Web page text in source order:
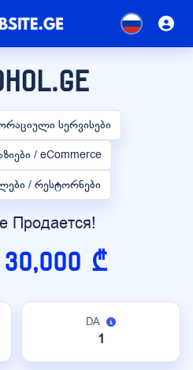
სერვისები
/ eCommerce
/ რესტორნები
Продается!
₾
DA
1